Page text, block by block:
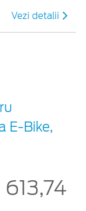
Vezi detalii
E-Bike,